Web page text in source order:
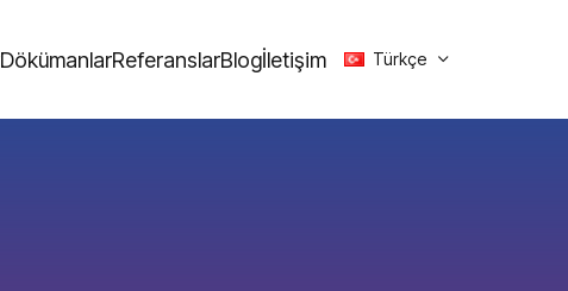
DökümanlarReferanslarBlogİletişim Türkçe